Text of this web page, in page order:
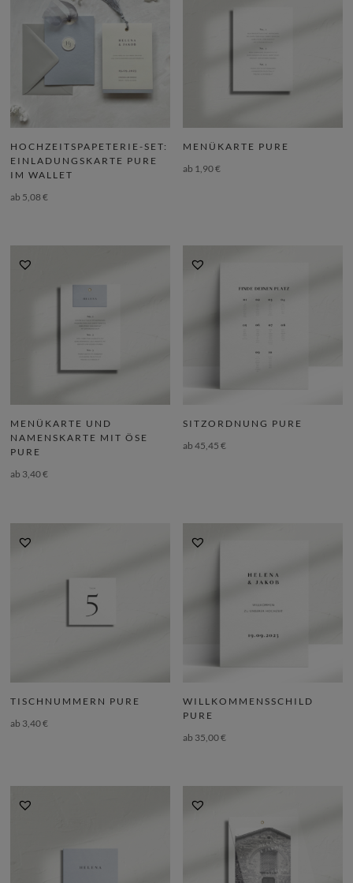
HOCHZEITSPAPETERIE-SET:
EINLADUNGSKARTE PURE
IM WALLET
ab 5,08€
MENÜKARTE PURE
ab 1,90€
MENÜKARTE UND
NAMENSKARTE MIT ÖSE
PURE
ab 3,40€
SITZORDNUNG PURE
ab45,45€
TISCHNUMMERN PURE
ab 3,40€
WILLKOMMENSSCHILD
PURE
ab 35,00€